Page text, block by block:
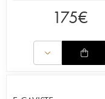
175€